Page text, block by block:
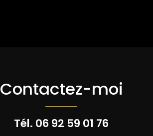
Contactez-moi
Tél. 06 92 59 01 76